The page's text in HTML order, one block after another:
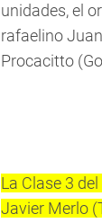
unidades, el
rafaelino
Procacitto
La Clase 3
Javier Merlo